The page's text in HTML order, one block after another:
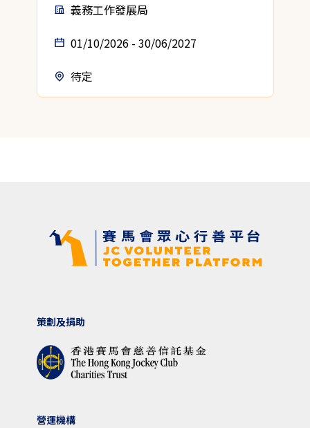
義務工作發展局
01/10/2026 - 30/06/2027
待定
策劃及捐助
營運機構